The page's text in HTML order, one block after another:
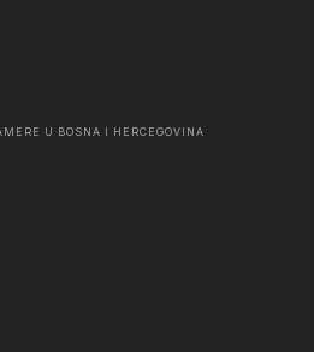
U BOSNA I HERCEGOVINA